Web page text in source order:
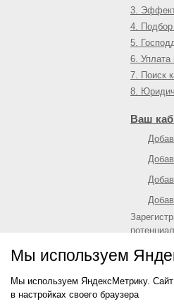
Мы используем
Мы используем ЯндексМетрику.
в настройках своего браузера
3.
4. Подбор
5.
6. Уплата
7. Поиск
8.
Ваш
© 2009—
О портале